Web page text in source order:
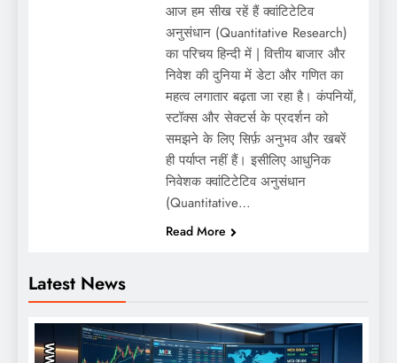
Latest News
आज हम सीख रहें हैं क्वांटिटेटिव
अनुसंधान (Quantitative Research)
का परिचय हिन्दी में | वित्तीय बाजार और
निवेश की दुनिया में डेटा और गणित का
महत्व लगातार बढ़ता जा रहा है। कंपनियों,
स्टॉक्स और सेक्टर्स के प्रदर्शन को
समझने के लिए सिर्फ़ अनुभव और खबरें
ही पर्याप्त नहीं हैं। इसीलिए आधुनिक
निवेशक क्वांटिटेटिव अनुसंधान
(Quantitative…
Read More